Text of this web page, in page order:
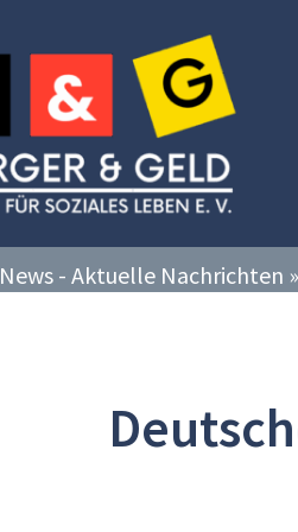
News - Aktuelle Nachrichten »